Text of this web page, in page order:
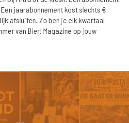
jaarabonnement kost slechts €
afsluiten. Zo ben je elk kwartaal
van Bier! Magazine op jouw